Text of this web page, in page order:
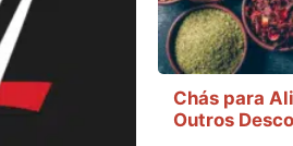
Chás para
Outros